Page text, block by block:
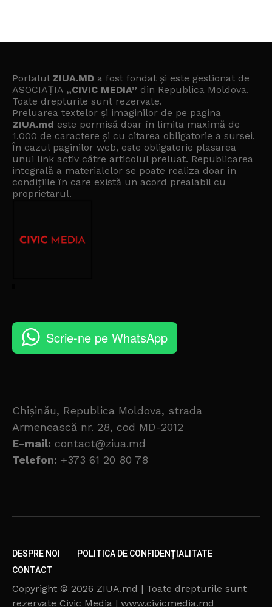
Portalul ZIUA.MD a fost fondat și este gestionat de
ASOCIAȚIA „CIVIC MEDIA” din Republica Moldova.
Toate drepturile sunt rezervate.
Preluarea textelor și imaginilor de pe pagina
ZIUA.md este permisă doar în limita maximă de
1.000 de caractere și cu citarea obligatorie a sursei.
În cazul paginilor web, este obligatorie plasarea
unui link activ către articolul preluat. Republicarea
integrală a materialelor se poate realiza doar în
condițiile în care există un acord prealabil cu
proprietarul.
Scrie-ne pe WhatsApp
Chișinău, Republica Moldova, strada
Armenească nr. 28, cod MD-2012
E-mail: contact@ziua.md
Telefon: +373 61 20 80 78
DESPRE NOI
POLITICA DE CONFIDENȚIALITATE
CONTACT
Copyright © 2026 ZIUA.md | Toate drepturile sunt
rezervate Civic Media | www.civicmedia.md